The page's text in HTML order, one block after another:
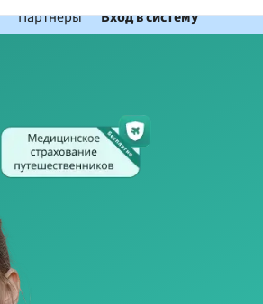
Партнеры Вход в систему